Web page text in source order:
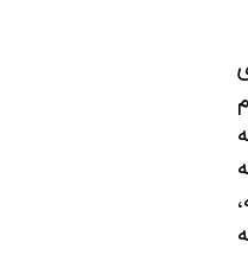
كه‌م